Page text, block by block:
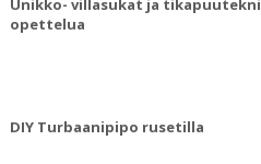
opettelua
DIY Turbaanipipo rusetilla